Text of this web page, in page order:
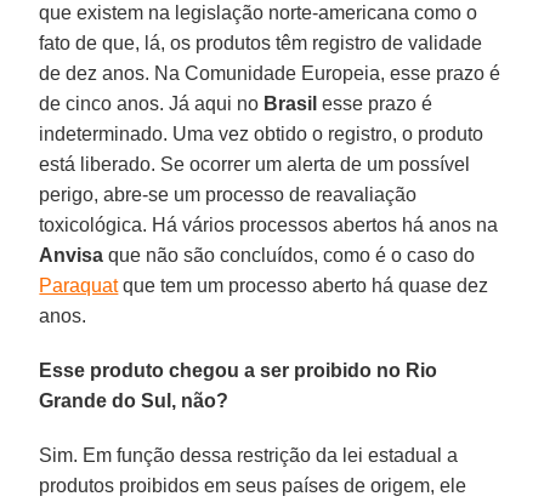
que existem na legislação norte-americana como o
fato de que, lá, os produtos têm registro de validade
de dez anos. Na Comunidade Europeia, esse prazo é
de cinco anos. Já aqui no Brasil esse prazo é
indeterminado. Uma vez obtido o registro, o produto
está liberado. Se ocorrer um alerta de um possível
perigo, abre-se um processo de reavaliação
toxicológica. Há vários processos abertos há anos na
Anvisa que não são concluídos, como é o caso do
Paraquatque tem um processo aberto há quase dez
anos.
Esse produto chegou a ser proibido no Rio
Grande do Sul, não?
Sim. Em função dessa restrição da lei estadual a
produtos proibidos em seus países de origem, ele